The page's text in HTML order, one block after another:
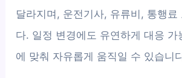
달라지며, 운전기사, 유류비, 통행료
다. 일정 변경에도 유연하게 대응 가
에 맞춰 자유롭게 움직일 수 있습니